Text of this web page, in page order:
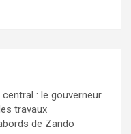
: le gouverneur
travaux
de Zando